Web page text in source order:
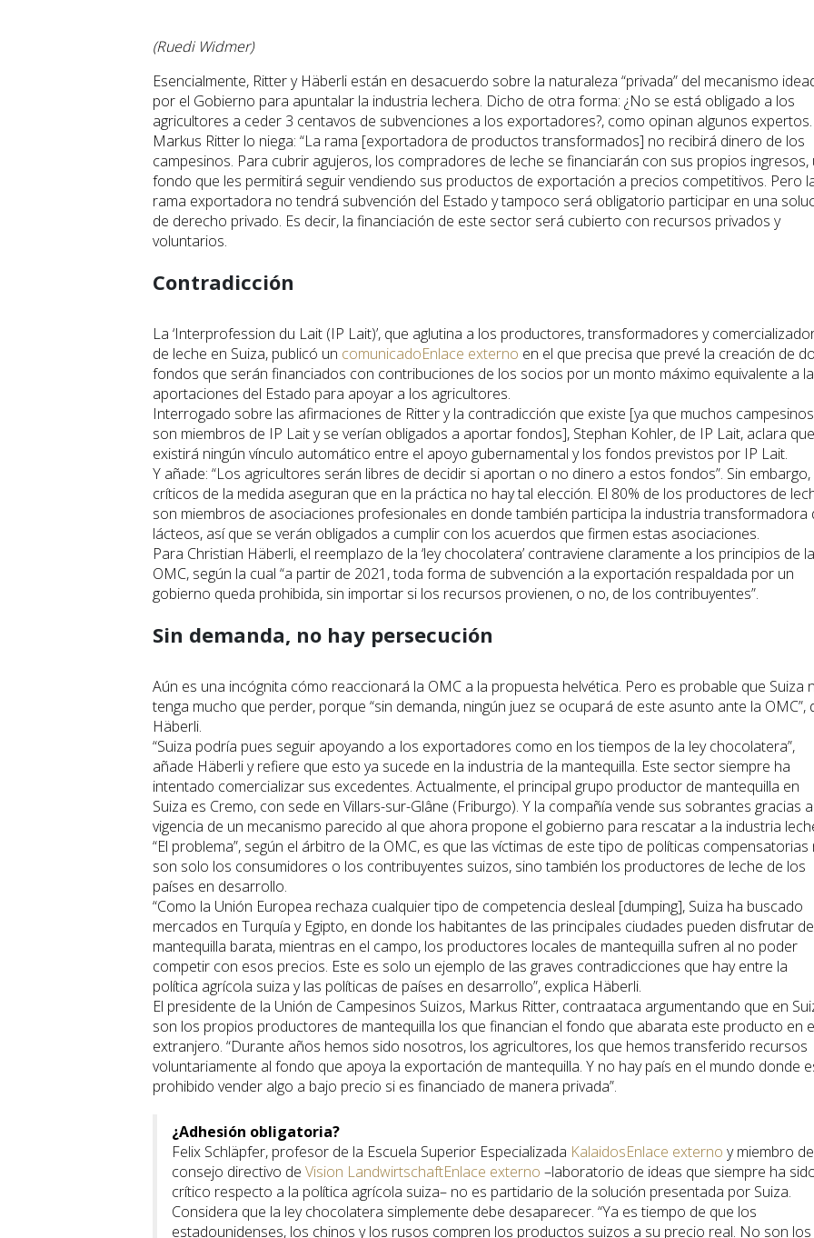
(Ruedi Widmer)
Esencialmente, Ritter y Häberli están en desacuerdo sobre la naturaleza “privada” del mecanismo
por el Gobierno para apuntalar la industria lechera. Dicho de otra forma: ¿No se está obligado a los
agricultores a ceder 3 centavos de subvenciones a los exportadores?, como opinan algunos expertos.
Markus Ritter lo niega: “La rama [exportadora de productos transformados] no recibirá dinero de los
campesinos. Para cubrir agujeros, los compradores de leche se financiarán con sus propios ingresos,
fondo que les permitirá seguir vendiendo sus productos de exportación a precios competitivos. Pero
rama exportadora no tendrá subvención del Estado y tampoco será obligatorio participar en una
de derecho privado. Es decir, la financiación de este sector será cubierto con recursos privados y
voluntarios.
Contradicción
La ‘Interprofession du Lait (IP Lait)’, que aglutina a los productores, transformadores y
de leche en Suiza, publicó un comunicadoEnlace externo en el que precisa que prevé la creación de
fondos que serán financiados con contribuciones de los socios por un monto máximo equivalente a
aportaciones del Estado para apoyar a los agricultores.
Interrogado sobre las afirmaciones de Ritter y la contradicción que existe [ya que muchos campesinos
son miembros de IP Lait y se verían obligados a aportar fondos], Stephan Kohler, de IP Lait, aclara
existirá ningún vínculo automático entre el apoyo gubernamental y los fondos previstos por IP Lait.
Y añade: “Los agricultores serán libres de decidir si aportan o no dinero a estos fondos”. Sin embargo,
críticos de la medida aseguran que en la práctica no hay tal elección. El 80% de los productores de
son miembros de asociaciones profesionales en donde también participa la industria transformadora
lácteos, así que se verán obligados a cumplir con los acuerdos que firmen estas asociaciones.
Para Christian Häberli, el reemplazo de la ‘ley chocolatera’ contraviene claramente a los principios de la
OMC, según la cual “a partir de 2021, toda forma de subvención a la exportación respaldada por un
gobierno queda prohibida, sin importar si los recursos provienen, o no, de los contribuyentes”.
Sin demanda, no hay persecución
Aún es una incógnita cómo reaccionará la OMC a la propuesta helvética. Pero es probable que Suiza
tenga mucho que perder, porque “sin demanda, ningún juez se ocupará de este asunto ante la OMC”,
Häberli.
“Suiza podría pues seguir apoyando a los exportadores como en los tiempos de la ley chocolatera”,
añade Häberli y refiere que esto ya sucede en la industria de la mantequilla. Este sector siempre ha
intentado comercializar sus excedentes. Actualmente, el principal grupo productor de mantequilla en
Suiza es Cremo, con sede en Villars-sur-Glâne (Friburgo). Y la compañía vende sus sobrantes gracias
vigencia de un mecanismo parecido al que ahora propone el gobierno para rescatar a la industria
“El problema”, según el árbitro de la OMC, es que las víctimas de este tipo de políticas compensatorias
son solo los consumidores o los contribuyentes suizos, sino también los productores de leche de los
países en desarrollo.
“Como la Unión Europea rechaza cualquier tipo de competencia desleal [dumping], Suiza ha buscado
mercados en Turquía y Egipto, en donde los habitantes de las principales ciudades pueden disfrutar de
mantequilla barata, mientras en el campo, los productores locales de mantequilla sufren al no poder
competir con esos precios. Este es solo un ejemplo de las graves contradicciones que hay entre la
política agrícola suiza y las políticas de países en desarrollo”, explica Häberli.
El presidente de la Unión de Campesinos Suizos, Markus Ritter, contraataca argumentando que en
son los propios productores de mantequilla los que financian el fondo que abarata este producto en
extranjero. “Durante años hemos sido nosotros, los agricultores, los que hemos transferido recursos
voluntariamente al fondo que apoya la exportación de mantequilla. Y no hay país en el mundo donde
prohibido vender algo a bajo precio si es financiado de manera privada”.
¿Adhesión obligatoria?
Felix Schläpfer, profesor de la Escuela Superior Especializada KalaidosEnlace externo y miembro
consejo directivo de Vision LandwirtschaftEnlace externo –laboratorio de ideas que siempre ha
crítico respecto a la política agrícola suiza– no es partidario de la solución presentada por Suiza.
Considera que la ley chocolatera simplemente debe desaparecer. “Ya es tiempo de que los
estadounidenses, los chinos y los rusos compren los productos suizos a su precio real. No son los